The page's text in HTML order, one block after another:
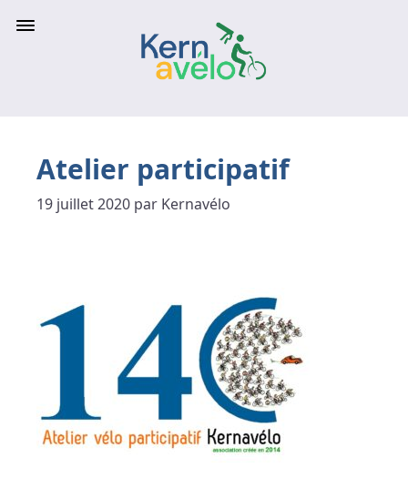
Atelier participatif
19 juillet 2020 par Kernavélo